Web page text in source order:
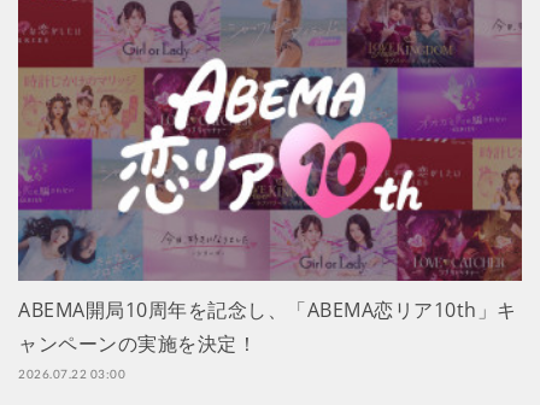
ABEMA開局10周年を記念し、「ABEMA恋リア10th」キ
ャンペーンの実施を決定！
2026.07.22 03:00